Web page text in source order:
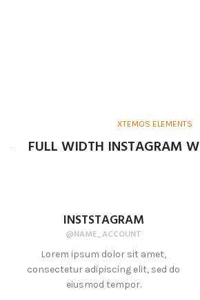
XTEMOS ELEMENTS
FULL WIDTH INSTAGRAM
INSTSTAGRAM
@NAME_ACCOUNT
Lorem ipsum dolor sit amet,
consectetur adipiscing elit, sed do
eiusmod tempor.